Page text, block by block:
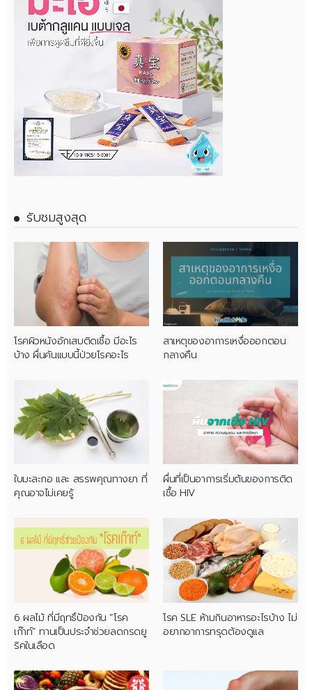
รับชมสูงสุด
โรคผิวหนังอักเสบติดเชื้อ มีอะไร
บ้าง ผื่นคันแบบนี้ป่วยโรคอะไร
สาเหตุของอาการเหงื่อออกตอน
กลางคืน
ใบมะละกอ และ สรรพคุณทางยา ที่
คุณอาจไม่เคยรู้
ผื่นที่เป็นอาการเริ่มต้นของการติด
เชื้อ HIV
6 ผลไม้ ที่มีฤทธิ์ป้องกัน “โรค
เก๊าท์” ทานเป็นประจำช่วยลดกรดยู
ริคในเลือด
โรค SLE ห้ามกินอาหารอะไรบ้าง ไม่
อยากอาการทรุดต้องดูแล